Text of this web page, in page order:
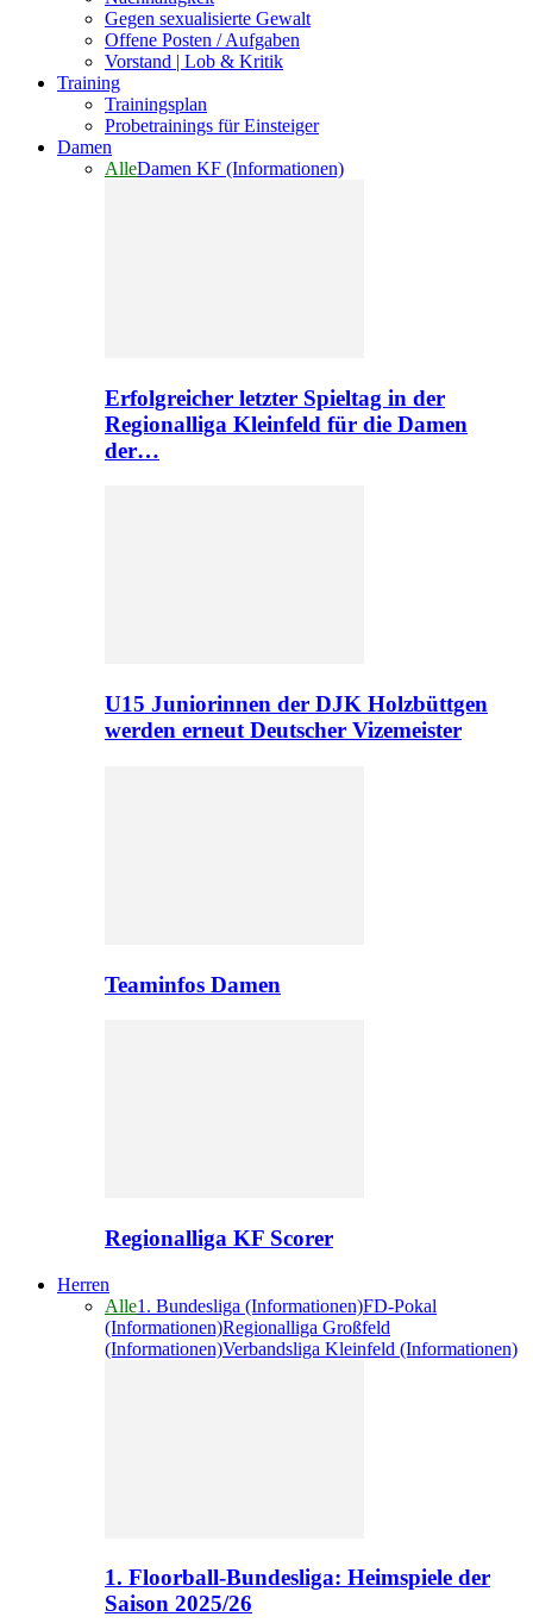
Gegen sexualisierte Gewalt
Offene Posten / Aufgaben
Vorstand | Lob & Kritik
Training
Trainingsplan
Probetrainings für Einsteiger
Damen
AlleDamen KF (Informationen)
Erfolgreicher letzter Spieltag in der
Regionalliga Kleinfeld für die Damen
der…
U15 Juniorinnen der DJK Holzbüttgen
werden erneut Deutscher Vizemeister
Teaminfos Damen
Regionalliga KF Scorer
Herren
Alle1. Bundesliga (Informationen)FD-Pokal
(Informationen)Regionalliga Großfeld
(Informationen)Verbandsliga Kleinfeld (Informationen)
1. Floorball-Bundesliga: Heimspiele der
Saison 2025/26